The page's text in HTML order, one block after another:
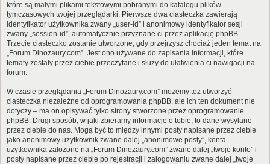
które są małymi plikami tekstowymi pobranymi do katalogu plików
tymczasowych twojej przeglądarki. Pierwsze dwa ciasteczka zawierają
identyfikator użytkownika zwany „user-id” i anonimowy identyfikator sesji
zwany „session-id”, automatycznie przyznane ci przez aplikację phpBB.
Trzecie ciasteczko zostanie utworzone, gdy przejrzysz chociaż jeden temat na
„Forum Dinozaury.com”. Jest ono używane do zapisania informacji, które
tematy zostały przez ciebie przeczytane i służy do ułatwienia ci nawigacji na
forum.
W czasie przeglądania „Forum Dinozaury.com” możemy też utworzyć
ciasteczka niezależne od oprogramowania phpBB, ale ich ten dokument nie
dotyczy – ma on opisywać tylko strony stworzone przez oprogramowanie
phpBB. Drugi sposób, w jaki zbieramy informacje o tobie, to dane wysyłane
przez ciebie do nas. Mogą być to między innymi posty napisane przez ciebie
jako anonimowy użytkownik zwane dalej „anonimowe posty”, konta
użytkownika założone na „Forum Dinozaury.com” zwane dalej „twoje konto” i
posty napisane przez ciebie po rejestracji i zalogowaniu zwane dalej „twoje